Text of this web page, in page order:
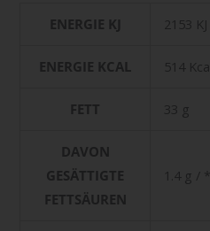
ENERGIE KJ
2153 KJ
ENERGIE KCAL 514
FETT 33 g
DAVON
GESÄTTIGTE
FETTSÄUREN
1.4 g /